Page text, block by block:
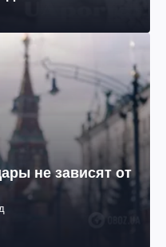
не зависят от